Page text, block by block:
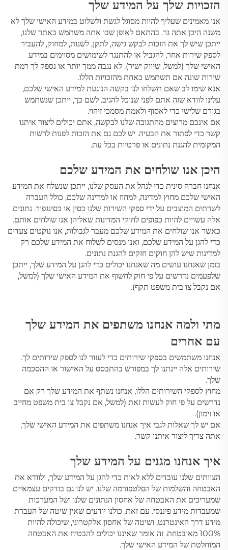
הזכויות שלך על המידע שלך
אנו מאמינים שעליך להיות מסוגל לגשת ולשלוט במידע האישי שלך לא
משנה היכן אתה גר. בהתאם לאופן שבו אתה משתמש באתר שלנו,
ייתכן שיש לך את הזכות לבקש גישה, לתקן, לשנות, למחוק, להעביר
לספק שירות אחר, להגביל או להתנגד לשימושים מסוימים במידע
האישי שלך (למשל, שיווק ישיר). לא נגבה ממך יותר או נספק לך רמת
שירות שונה אם תשתמש באחת מהזכויות הללו.
אנא שימו לב שאם תשלחו לנו בקשה הנוגעת למידע האישי שלכם,
עלינו לוודא שזה אתם לפני שנוכל להגיב. לשם כך, ייתכן שנשתמש
בגורם שלישי כדי לאסוף ולאמת מסמכי זיהוי.
אם אינכם מרוצים מהתגובה שלנו לבקשה, אתם יכולים ליצור איתנו
קשר כדי לפתור את הבעיה. יש לכם גם את הזכות לפנות לרשות
המקומית להגנת נתונים או פרטיות בכל עת.
היכן אנו שולחים את המידע שלכם
אנחנו חברה סינית כדי לנהל את העסק שלנו, ייתכן שנשלח את המידע
האישי שלכם מחוץ למדינה, למחוז או למדינה שלכם, כולל העברה
לשרתים המוצבים על ידי ספקי השירות שלנו בסין או בסינגפור. נתונים
אלה עשויים להיות כפופים לחוקי המדינות שאליהן אנו שולחים אותם.
כאשר אנו שולחים את המידע שלכם מעבר לגבולות, אנו נוקטים צעדים
כדי להגן על המידע שלכם, ואנו מנסים לשלוח את המידע שלכם רק
למדינות שיש להן חוקים חזקים להגנת נתונים.
בזמן שאנחנו עושים מה שאנחנו יכולים כדי להגן על המידע שלך, ייתכן
שלפעמים נדרשים על פי חוק לחשוף את המידע האישי שלך (למשל,
אם נקבל צו בית משפט תקף).
מתי ולמה אנחנו משתפים את המידע שלך
עם אחרים
אנחנו משתמשים בספקי שירותים כדי לעזור לנו לספק שירותים לך.
שירותים אלה יינתנו לך במפורש בהתבסס על האישור או ההסכמה
שלך.
מחוץ לספקי השירותים הללו, אנחנו נשתף את המידע שלך רק אם
נדרשים על פי חוק לעשות זאת (למשל, אם נקבל צו בית משפט מחייב
או זימון).
אם יש לך שאלות לגבי איך אנחנו משתפים את המידע האישי שלך,
אתה צריך ליצור איתנו קשר.
איך אנחנו מגנים על המידע שלך
הצוותים שלנו עובדים ללא לאות כדי להגן על המידע שלך, ולוודא את
האבטחה והשלמות של הפלטפורמה שלנו. יש לנו גם בודקים עצמאיים
שמעריכים את האבטחה של אחסון הנתונים שלנו ושל המערכות
שמעבדות מידע פיננסי. עם זאת, כולנו יודעים שאין שיטה של העברת
מידע דרך האינטרנט, ושיטה של אחסון אלקטרוני, שיכולה להיות
100% מאובטחת. זה אומר שאיננו יכולים להבטיח את האבטחה
המוחלטת של המידע האישי שלך.